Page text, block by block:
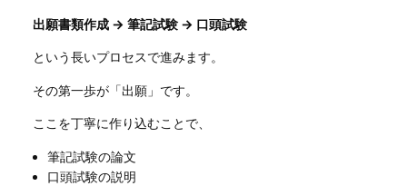
出願書類作成 → 筆記試験 → 口頭試験
という長いプロセスで進みます。
その第一歩が「出願」です。
ここを丁寧に作り込むことで、
筆記試験の論文
口頭試験の説明